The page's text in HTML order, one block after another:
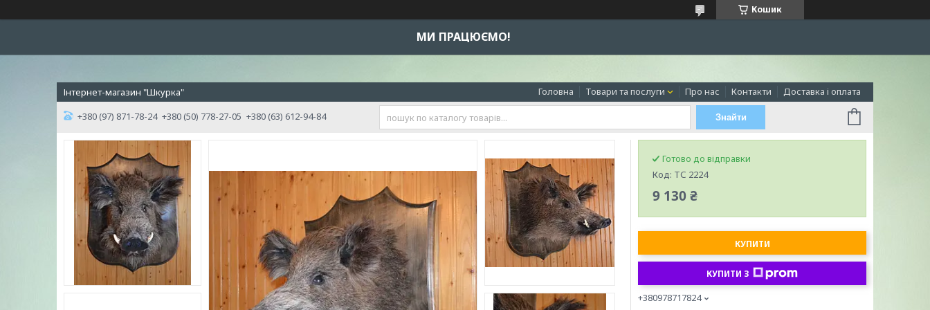
Кошик
МИ ПРАЦЮЄМО!
Інтернет-магазин "Шкурка" Головна Товари та послуги Про нас Контакти Доставка і оплата
+380 (97) 871-78-24 +380 (50) 778-27-05 +380 (63) 612-94-84 Знайти
Готово до відправки
Код: ТС 2224
9 130 ₴
КУПИТИ
КУПИТИ З
+380978717824